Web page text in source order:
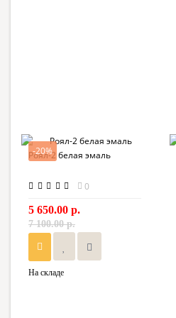
-20%
Роял-2 белая эмаль
0
5 650.00 р.
7 100.00 р.
На складе